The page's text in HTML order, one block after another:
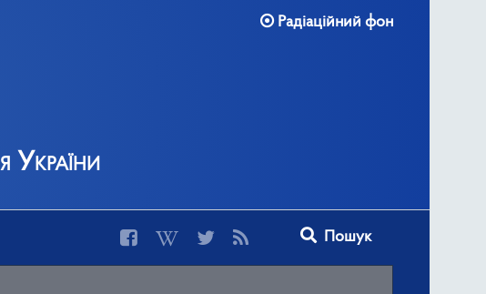
України
Радіаційний фон
Type 2 or more characters for
Пошук